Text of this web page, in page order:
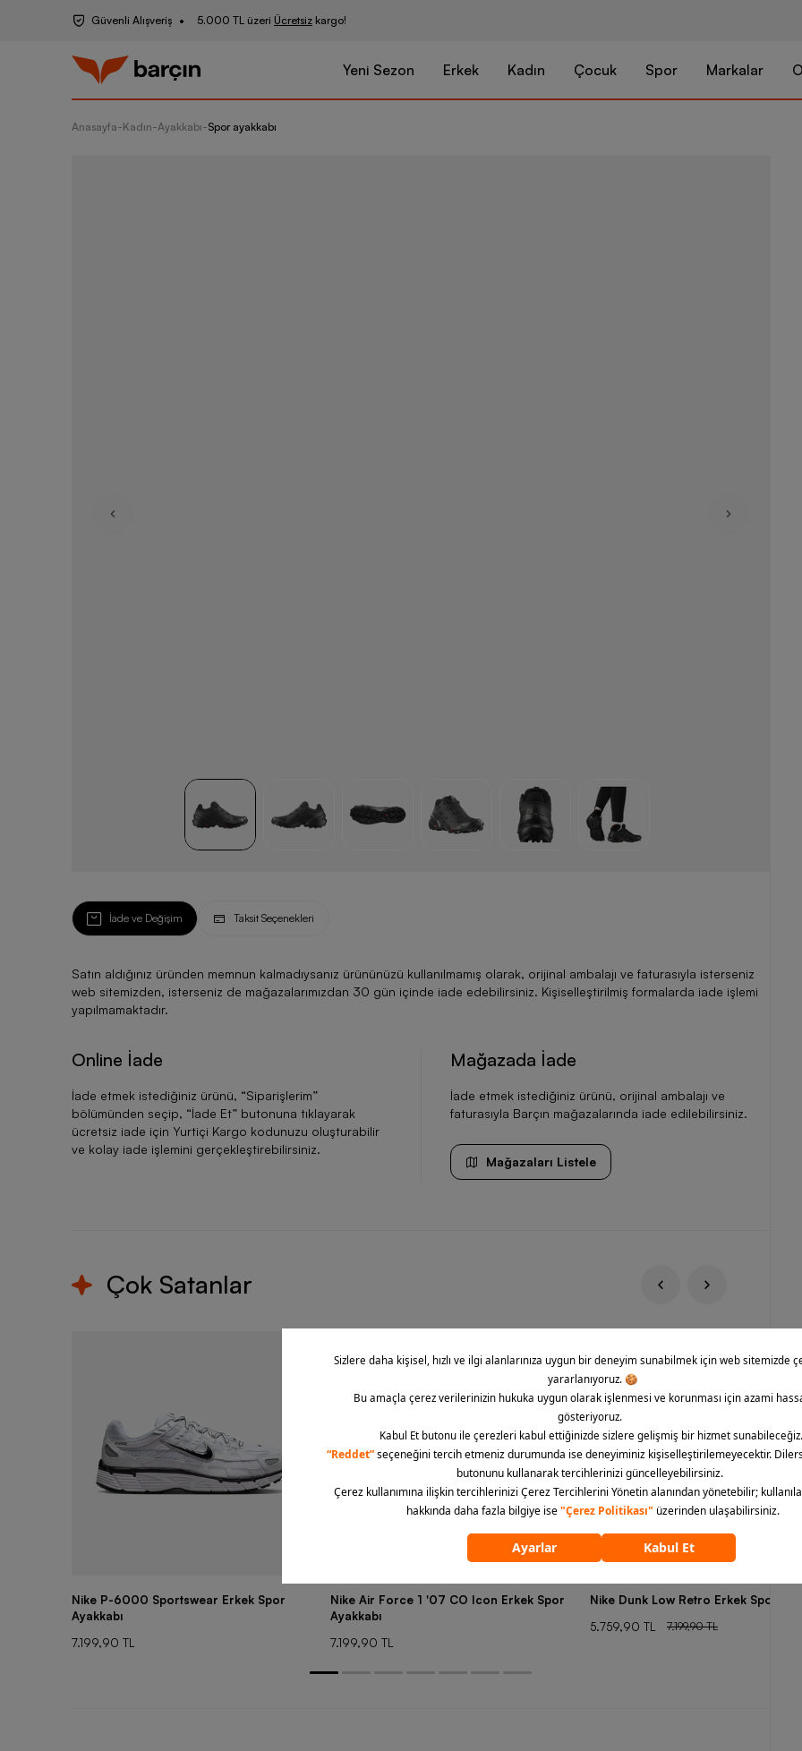
Güvenli Alışveriş 5.000 TL üzeri Ücretsiz kargo!
Yeni Sezon Erkek Kadın Çocuk Spor Markalar
Anasayfa-Kadın-Ayakkabı-Spor ayakkabı
Salomon
İade ve Değişim Taksit Seçenekleri
Satın aldığınız üründen memnun kalmadıysanız ürününüzü kullanılmamış olarak, orijinal ambalajı ve faturasıyla isterseniz
web sitemizden, isterseniz de mağazalarımızdan 30 gün içinde iade edebilirsiniz. Kişiselleştirilmiş formalarda iade işlemi
yapılmamaktadır.
Online İade
İade etmek istediğiniz ürünü, “Siparişlerim”
bölümünden seçip, “İade Et” butonuna tıklayarak
ücretsiz iade için Yurtiçi Kargo kodunuzu oluşturabilir
ve kolay iade işlemini gerçekleştirebilirsiniz.
Mağazada İade
İade etmek istediğiniz ürünü, orijinal ambalajı ve
faturasıyla Barçın mağazalarında iade edilebilirsiniz.
Mağazaları Listele
Çok Satanlar
Nike P-6000 Sportswear Erkek Spor
Ayakkabı
7.199,90 TL
Nike Air Force 1 '07 CO Icon Erkek Spor
Ayakkabı
7.199,90 TL
Nike Dunk Low Retro Erkek Spor
5.759,90 TL
7.199,90 TL